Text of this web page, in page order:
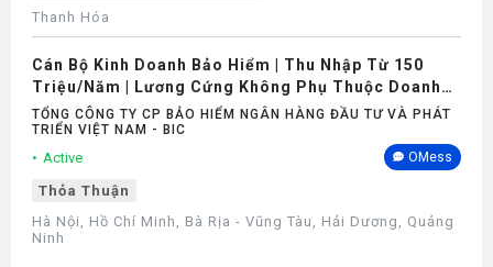
Thanh Hóa
Cán Bộ Kinh Doanh Bảo Hiểm | Thu Nhập Từ 150
Triệu/Năm | Lương Cứng Không Phụ Thuộc Doanh
Số
TỔNG CÔNG TY CP BẢO HIỂM NGÂN HÀNG ĐẦU TƯ VÀ PHÁT
TRIỂN VIỆT NAM - BIC
Active OMess
Thỏa Thuận
Hà Nội, Hồ Chí Minh, Bà Rịa - Vũng Tàu, Hải Dương, Quảng
Ninh